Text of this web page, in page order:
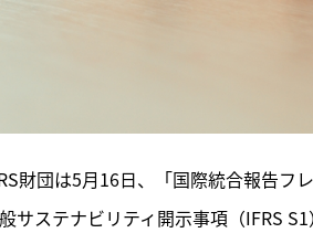
財団は5月16日、「国際統合報告フ
般サステナビリティ開示事項（IFRS